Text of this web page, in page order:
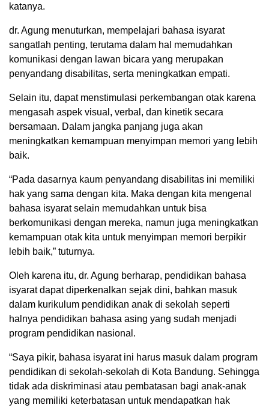
katanya.
dr. Agung menuturkan, mempelajari bahasa isyarat
sangatlah penting, terutama dalam hal memudahkan
komunikasi dengan lawan bicara yang merupakan
penyandang disabilitas, serta meningkatkan empati.
Selain itu, dapat menstimulasi perkembangan otak karena
mengasah aspek visual, verbal, dan kinetik secara
bersamaan. Dalam jangka panjang juga akan
meningkatkan kemampuan menyimpan memori yang lebih
baik.
“Pada dasarnya kaum penyandang disabilitas ini memiliki
hak yang sama dengan kita. Maka dengan kita mengenal
bahasa isyarat selain memudahkan untuk bisa
berkomunikasi dengan mereka, namun juga meningkatkan
kemampuan otak kita untuk menyimpan memori berpikir
lebih baik,” tuturnya.
Oleh karena itu, dr. Agung berharap, pendidikan bahasa
isyarat dapat diperkenalkan sejak dini, bahkan masuk
dalam kurikulum pendidikan anak di sekolah seperti
halnya pendidikan bahasa asing yang sudah menjadi
program pendidikan nasional.
“Saya pikir, bahasa isyarat ini harus masuk dalam program
pendidikan di sekolah-sekolah di Kota Bandung. Sehingga
tidak ada diskriminasi atau pembatasan bagi anak-anak
yang memiliki keterbatasan untuk mendapatkan hak